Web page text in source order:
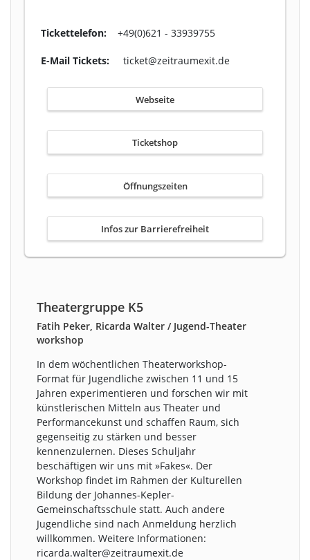
Tickettelefon: +49(0)621 - 33939755
E-Mail Tickets: ticket@zeitraumexit.de
Webseite
Ticketshop
Öffnungszeiten
Infos zur Barrierefreiheit
Theatergruppe K5
Fatih Peker, Ricarda Walter / Jugend-Theater
workshop
In dem wöchentlichen Theaterworkshop-
Format für Jugendliche zwischen 11 und 15
Jahren experimentieren und forschen wir mit
künstlerischen Mitteln aus Theater und
Performancekunst und schaffen Raum, sich
gegenseitig zu stärken und besser
kennenzulernen. Dieses Schuljahr
beschäftigen wir uns mit »Fakes«. Der
Workshop findet im Rahmen der Kulturellen
Bildung der Johannes-Kepler-
Gemeinschaftsschule statt. Auch andere
Jugendliche sind nach Anmeldung herzlich
willkommen. Weitere Informationen:
ricarda.walter@zeitraumexit.de